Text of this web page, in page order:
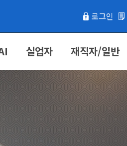
로그인
실업자 재직자/일반